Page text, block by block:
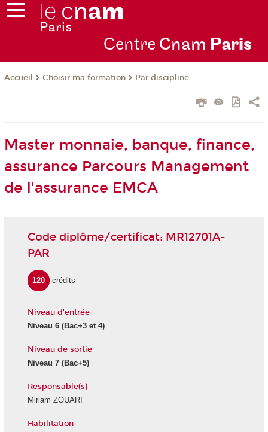
Centre Cnam Paris
Accueil Choisir ma formation Par discipline
Master monnaie, banque, finance,
assurance Parcours Management
de l'assurance EMCA
Code diplôme/certificat: MR12701A-
PAR
120 crédits
Niveau d'entrée
Niveau 6(Bac+3 et 4)
Niveau de sortie
Niveau 7(Bac+5)
Responsable(s)
Miriam ZOUARI
Habilitation